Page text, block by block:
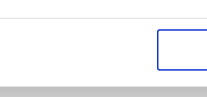
unserer Produkte und
mit dem Ziel,
u. a. zertifizierter Rohstoffe (z. B.
Produktlösungen